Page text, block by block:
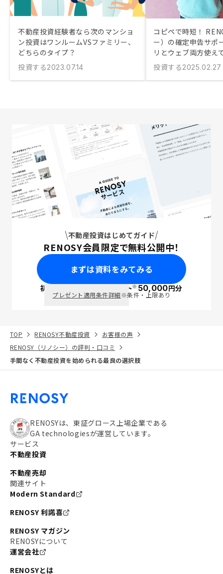
不動産投資経験者なら次のマンショ
ン投資はワンルームVSファミリー、
どちらのタイプ？
投資する2023.07.14
コピペで時短！
ー）の確定申告サポ
リとウェブ両方使え
投資する2025.02.27
不動産投資はじめてガイド
RENOSY会員限定で無料公開中！
まずは資料をみてみる
初回面談で ポイント※50,000円分
プレゼント適用条件詳細※条件・上限あり
TOP RENOSY不動産投資
お客様の声
RENOSY（リノシー）の評判・口コミ
手間なく不動産投資を始められる最良の選択肢
RENOSYは、東証グロース上場企業である
GA technologiesが運営しています。
サービス
不動産投資
不動産売却
関連サイト
Modern Standard
RENOSY 利諾喜
RENOSY マガジン
RENOSYについて
運営会社
RENOSYとは